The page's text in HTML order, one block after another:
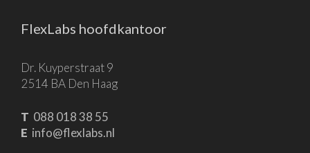
FlexLabs hoofdkantoor
Dr. Kuyperstraat 9
2514 BA Den Haag
T 088 018 38 55
E info@flexlabs.nl